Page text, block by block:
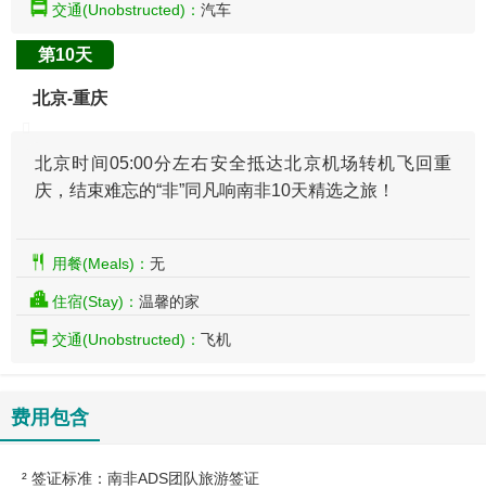
交通(Unobstructed)： 汽车
第10天
北京-重庆
北京时间05:00分左右安全抵达北京机场转机飞回重
庆，结束难忘的“非”同凡响南非10天精选之旅！
用餐(Meals)： 无
住宿(Stay)： 温馨的家
交通(Unobstructed)： 飞机
费用包含
² 签证标准：南非ADS团队旅游签证